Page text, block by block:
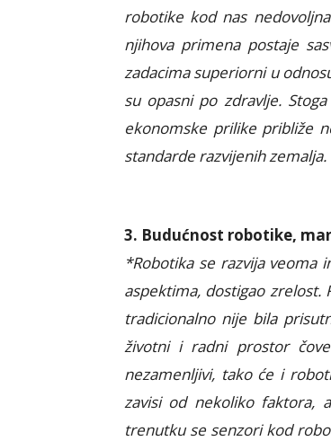
robotike kod nas
njihova primena postaje
zadacima superiorni u
su opasni po zdravlje.
ekonomske prilike približe
standarde razvijenih zemalja.
3. Budućnost robotike,
*Robotika se razvija veoma
aspektima, dostigao
tradicionalno nije bila
životni i radni prostor
nezamenljivi, tako će i
zavisi od nekoliko faktora,
trenutku se senzori kod